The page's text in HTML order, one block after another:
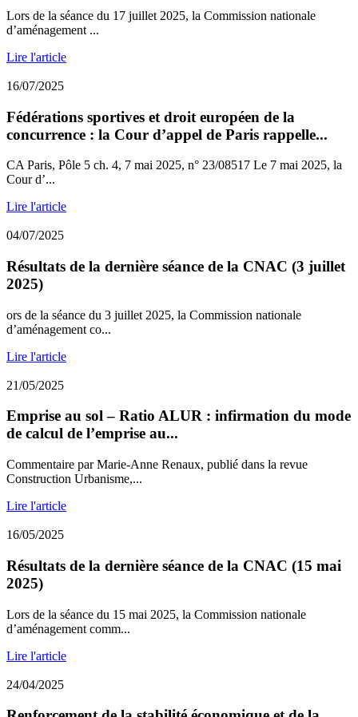
Lors de la séance du 17 juillet 2025, la Commission nationale
d’aménagement ...
Lire l'article
16/07/2025
Fédérations sportives et droit européen de la
concurrence : la Cour d’appel de Paris rappelle...
CA Paris, Pôle 5 ch. 4, 7 mai 2025, n° 23/08517 Le 7 mai 2025, la
Cour d’...
Lire l'article
04/07/2025
Résultats de la dernière séance de la CNAC (3 juillet
2025)
ors de la séance du 3 juillet 2025, la Commission nationale
d’aménagement co...
Lire l'article
21/05/2025
Emprise au sol – Ratio ALUR : infirmation du mode
de calcul de l’emprise au...
Commentaire par Marie-Anne Renaux, publié dans la revue
Construction Urbanisme,...
Lire l'article
16/05/2025
Résultats de la dernière séance de la CNAC (15 mai
2025)
Lors de la séance du 15 mai 2025, la Commission nationale
d’aménagement comm...
Lire l'article
24/04/2025